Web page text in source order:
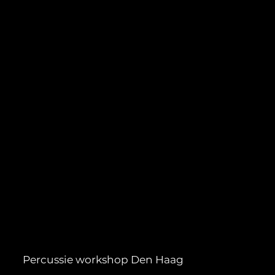
Percussie workshop Den Haag